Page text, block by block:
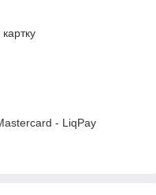
- LiqPay